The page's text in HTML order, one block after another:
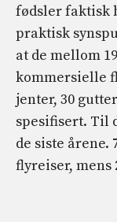
fødsler faktisk
praktisk
at de mellom
kommersielle
jenter, 30
spesifisert. Til
de siste årene.
flyreiser, mens